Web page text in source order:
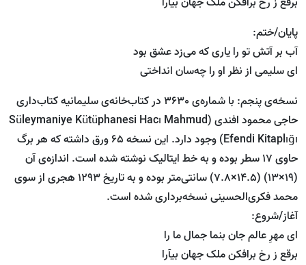
پایان/ختم:
آب بر آتش تو را یاری که می‌زد عشق بود
ای سلیمی از نظر او را چه‌سان انداختی
نسخه‌ی پنجم: با شماره‌ی 3630 در کتاب‌خانه‌ی سلیمانیه کتاب‌داری
حاجی محمود افندی (Süleymaniye Kütüphanesi Hacı Mahmud
Efendi Kitaplığı) وجود دارد. این نسخه 65 ورق داشته که هر برگ
حاوی 17 سطر بوده و به خط ایتالیک نوشته شده است. اندازه‌ی آن
(19×13) (14.5×7.8) سانتی‌متر بوده و به‌ تاریخ 1293 هجری از سوی
محمد فکری‌‌الحسینی نسخه‌برداری شده است.
آغاز/شروع:
ای مهرِ عالم جان بنما جمال ما را
برقع ز رخ برافکن ملک جهان بیآرا